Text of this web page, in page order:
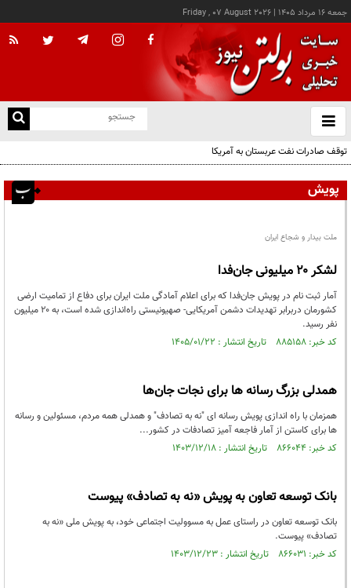
جمعه ۱۶ مرداد ۱۴۰۵ |
Friday , 07 August 2026
باز
و
توقف صادرات نفت عربستان به آمریکا
پویش
ملت بیدار و شجاع ایران
لشکر ۲۰ میلیونی جان‌فدا
آمار ثبت نام در پویش جان‌فدا که برای اعلام آمادگی ملت ایران برای دفاع از تمامیت ارضی
کشورمان دربرابر تهدیدات دشمن آمریکایی- صهیونیستی راه‌اندازی شده است، به ۲۰ میلیون
نفر رسید.
کد خبر: ۸۸۵۱۵۸ تاریخ انتشار : ۱۴۰۵/۰۱/۲۲
همدلی بزرگ رسانه‌ ها برای نجات جان‌ها
همزمان با راه اندازی پویش رسانه ای "نه به تصادف" و همدلی همه مردم، مسئولین و رسانه
ها برای کاستن از آمار فاجعه آمیز تصادفات در کشور...
کد خبر: ۸۶۶۰۴۴ تاریخ انتشار : ۱۴۰۳/۱۲/۱۸
بانک توسعه تعاون به پویش «نه به تصادف» پیوست
بانک توسعه تعاون در راستای عمل به مسوولیت اجتماعی خود، به پویش ملی «نه به
تصادف» پیوست.
کد خبر: ۸۶۶۰۳۱ تاریخ انتشار : ۱۴۰۳/۱۲/۲۳